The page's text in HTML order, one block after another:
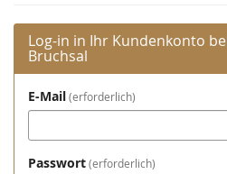
Log-in in Ihr Kundenkonto
Bruchsal
E-Mail erforderlich
Passwort erforderlich